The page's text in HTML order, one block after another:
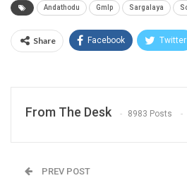
Andathodu Gmlp Sargalaya
Share Facebook Twitter
From The Desk 8983 Posts
PREV POST